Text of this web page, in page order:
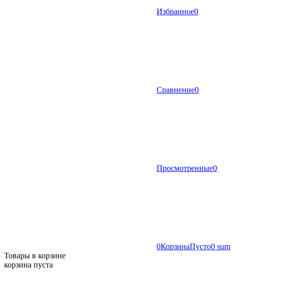
Избранное0
Сравнение0
Просмотренные0
0КорзинаПусто0 sum
Товары в корзине
корзина пуста